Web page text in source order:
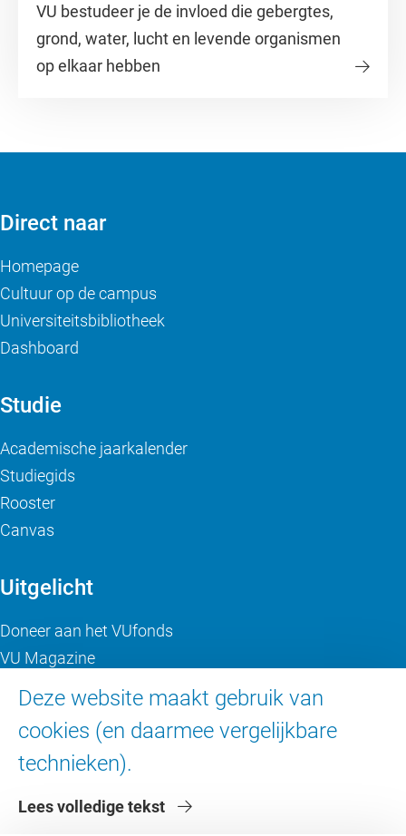
VU bestudeer je de invloed die gebergtes,
grond, water, lucht en levende organismen
op elkaar hebben
Deze website maakt gebruik van
cookies (en daarmee vergelijkbare
technieken).
Lees volledige tekst
Direct naar
Homepage
Cultuur op de campus
Universiteitsbibliotheek
Dashboard
Studie
Academische jaarkalender
Studiegids
Rooster
Canvas
Uitgelicht
Doneer aan het VUfonds
VU Magazine
Over de VU
Contact en route